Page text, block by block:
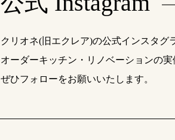
クリオネ(旧エクレア)の公式インスタグ
オーダーキッチン・リノベーションの
ぜひフォローをお願いいたします。